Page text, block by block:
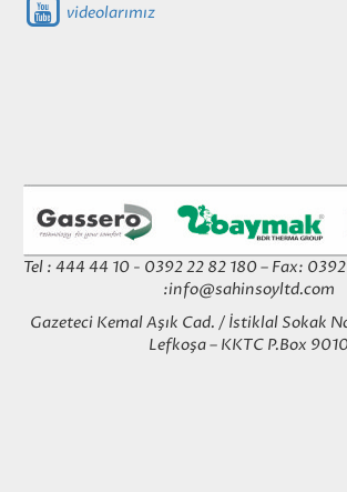
videolarımız
Tel : 444 44 10 - 0392 22 82 180 – Fax:
:info@sahinsoyltd.com
Gazeteci Kemal Aşık Cad. / İstiklal Sokak
Lefkoşa – KKTC P.Box